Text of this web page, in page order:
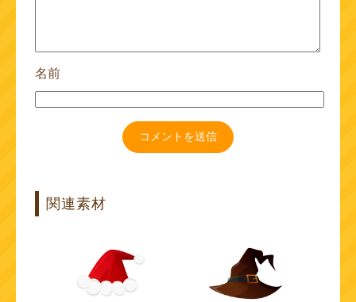
名前
関連素材